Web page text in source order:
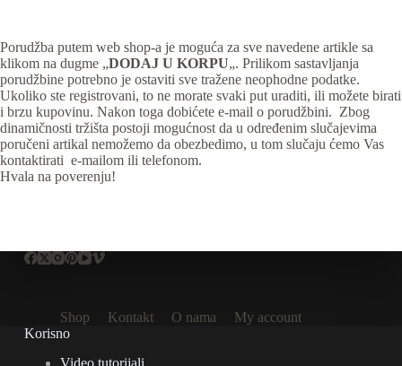
Porudžba putem web shop-a je moguća za sve navedene artikle sa
klikom na dugme „DODAJ U KORPU„. Prilikom sastavljanja
porudžbine potrebno je ostaviti sve tražene neophodne podatke.
Ukoliko ste registrovani, to ne morate svaki put uraditi, ili možete birati
i brzu kupovinu. Nakon toga dobićete e-mail o porudžbini. Zbog
dinamičnosti tržišta postoji mogućnost da u određenim slučajevima
poručeni artikal nemožemo da obezbedimo, u tom slučaju ćemo Vas
kontaktirati e-mailom ili telefonom.
Hvala na poverenju!
Shop Kontakt O nama
My account
Korisno
Video tutorijali